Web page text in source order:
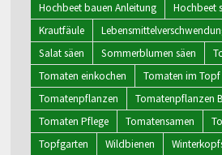
Hochbeet bauen Anleitung
Hochbeet
Krautfäule
Salat säen
Sommerblumen säen
Tomaten einkochen
Tomaten im Topf
Tomatenpflanzen
Tomatenpflanzen
Tomaten Pflege
Tomatensamen
Topfgarten
Wildbienen